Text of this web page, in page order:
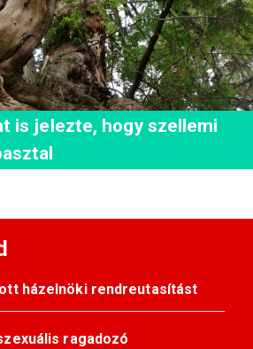
is jelezte, hogy szellemi
házelnöki rendreutasítást
ragadozó